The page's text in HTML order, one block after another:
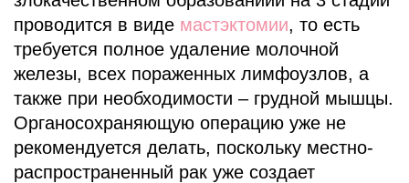
проводится в виде мастэктомии, то есть
требуется полное удаление молочной
железы, всех пораженных лимфоузлов, а
также при необходимости – грудной мышцы.
Органосохраняющую операцию уже не
рекомендуется делать, поскольку местно-
распространенный рак уже создает